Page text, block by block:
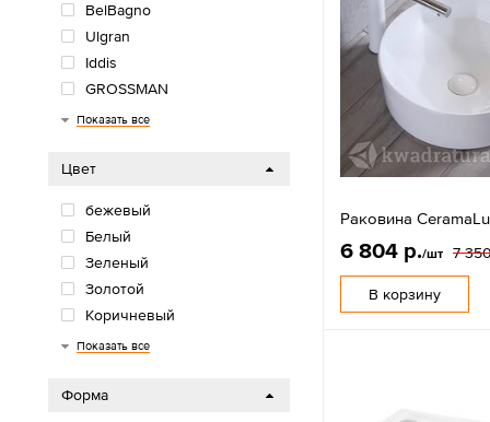
Раковина
6 804 р./шт 7
В корзину
BelBagno
Ulgran
Iddis
GROSSMAN
Calypso
Aquatek
CeramaLux
Roca
Sanita
Santeri
Santek
Sanita Luxe
Показать все
Цвет
бежевый
Белый
Зеленый
Золотой
Коричневый
Красный
Прозрачный
Розовый
С декором
Серый
Черный
Показать все
Форма